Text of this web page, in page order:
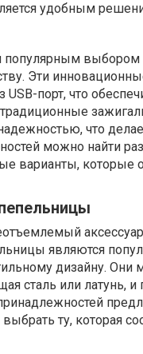
удобным
популярным
Эти
порт, что
традиционные
что
можно найти
варианты, которые
являются
дизайну.
сталь или латунь,
ту, которая